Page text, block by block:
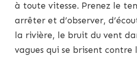
à toute vitesse. Prenez le
arrêter et d’observer,
la rivière, le bruit du vent
vagues qui se brisent contre